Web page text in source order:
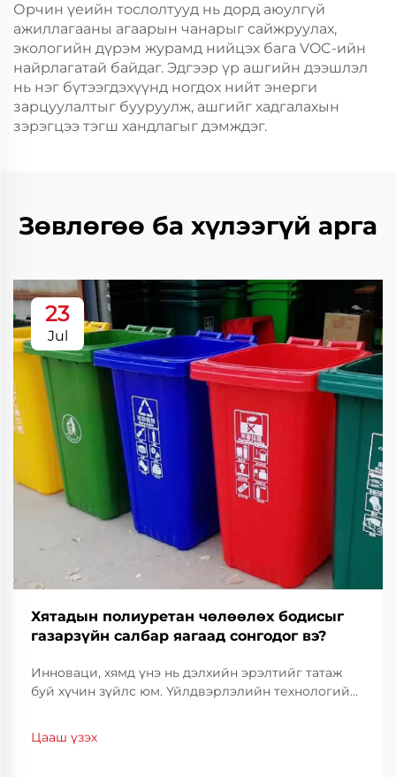
Орчин үеийн тослолтууд нь дорд аюулгүй
ажиллагааны агаарын чанарыг сайжруулах,
экологийн дүрэм журамд нийцэх бага VOC-ийн
найрлагатай байдаг. Эдгээр үр ашгийн дээшлэл
нь нэг бүтээгдэхүүнд ногдох нийт энерги
зарцуулалтыг бууруулж, ашгийг хадгалахын
зэрэгцээ тэгш хандлагыг дэмждэг.
Зөвлөгөө ба хүлээгүй арга
23
Jul
Хятадын полиуретан чөлөөлөх бодисыг
газарзүйн салбар яагаад сонгодог вэ?
Инноваци, хямд үнэ нь дэлхийн эрэлтийг татаж
буй хүчин зүйлс юм. Үйлдвэрлэлийн технологийн
нь чухал үүрэг гүйцэтгэдэг. Хятадын полиуретан
Цааш үзэх